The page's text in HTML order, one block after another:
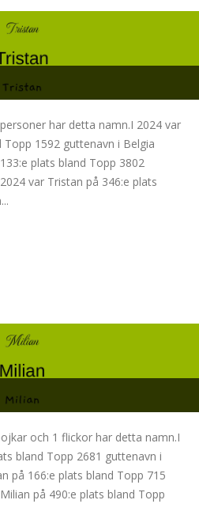
har detta namn.I 2024 var
1592 guttenavn i Belgia
plats bland Topp 3802
var Tristan på 346:e plats
och 1 flickor har detta namn.I
bland Topp 2681 guttenavn i
på 166:e plats bland Topp 715
på 490:e plats bland Topp